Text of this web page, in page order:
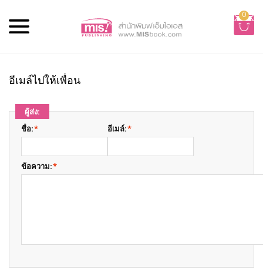
0
อีเมล์ไปให้เพื่อน
ผู้ส่ง:
*
ชื่อ: *
อีเมล์:
*
ข้อความ: